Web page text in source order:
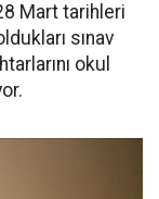
Mart tarihleri
sınav
okul